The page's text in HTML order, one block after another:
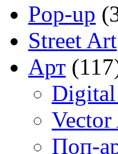
Pop-up
Street Art
Арт
Поп-